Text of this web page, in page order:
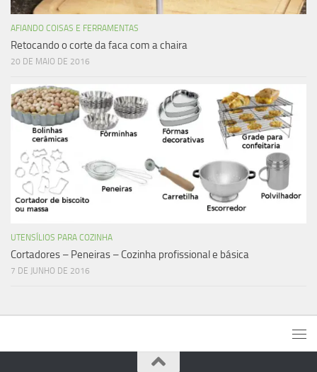
AFIANDO COISAS E FERRAMENTAS
Retocando o corte da faca com a chaira
20 DE MAIO DE 2016
UTENSÍLIOS PARA COZINHA
Cortadores – Peneiras – Cozinha profissional e básica
7 DE JUNHO DE 2016